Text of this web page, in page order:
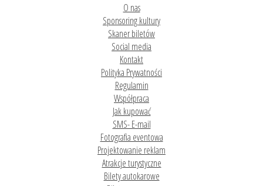
O nas
Sponsoring kultury
Skaner biletów
Social media
Kontakt
Polityka Prywatności
Regulamin
Współpraca
Jak kupować
SMS- E-mail
Fotografia eventowa
Projektowanie reklam
Atrakcje turystyczne
Bilety autokarowe